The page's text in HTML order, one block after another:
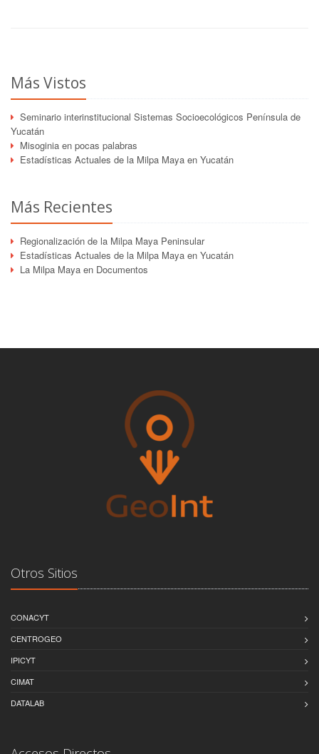
Más Vistos
Seminario interinstitucional Sistemas Socioecológicos Península de
Yucatán
Misoginia en pocas palabras
Estadísticas Actuales de la Milpa Maya en Yucatán
Más Recientes
Regionalización de la Milpa Maya Peninsular
Estadísticas Actuales de la Milpa Maya en Yucatán
La Milpa Maya en Documentos
Otros Sitios
CONACYT
CENTROGEO
IPICYT
CIMAT
DATALAB